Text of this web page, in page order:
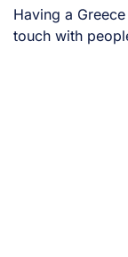
Having a
touch with